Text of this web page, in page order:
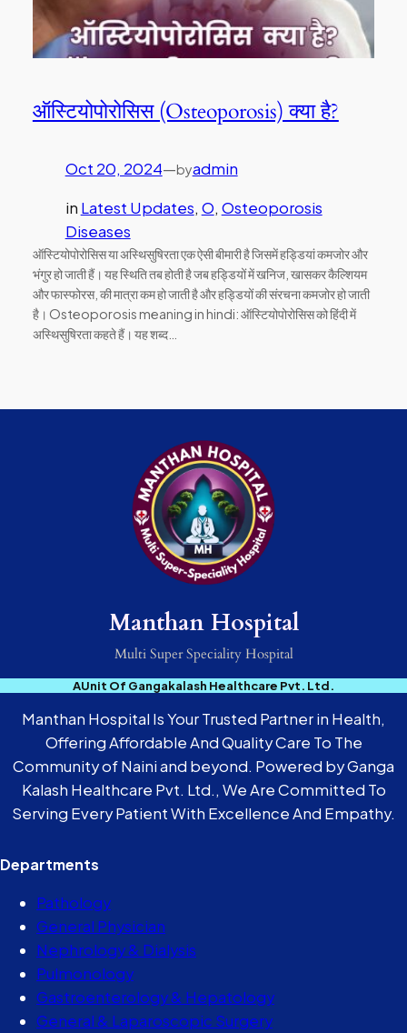
ऑस्टियोपोरोसिस (Osteoporosis) क्या है?
Oct 20, 2024—byadmin
in Latest Updates, O, Osteoporosis
Diseases
ऑस्टियोपोरोसिस या अस्थिसुषिरता एक ऐसी बीमारी है जिसमें हड्डियां कमजोर और
भंगुर हो जाती हैं। यह स्थिति तब होती है जब हड्डियों में खनिज, खासकर कैल्शियम
और फास्फोरस, की मात्रा कम हो जाती है और हड्डियों की संरचना कमजोर हो जाती
है। Osteoporosis meaning in hindi: ऑस्टियोपोरोसिस को हिंदी में
अस्थिसुषिरता कहते हैं। यह शब्द…
Manthan Hospital
Multi Super Speciality Hospital
AUnit Of Gangakalash Healthcare Pvt. Ltd.
Manthan Hospital Is Your Trusted Partner in Health,
Offering Affordable And Quality Care To The
Community of Naini and beyond. Powered by Ganga
Kalash Healthcare Pvt. Ltd., We Are Committed To
Serving Every Patient With Excellence And Empathy.
Departments
Pathology
General Physician
Nephrology & Dialysis
Pulmonology
Gastroenterology & Hepatology
General & Laparoscopic Surgery